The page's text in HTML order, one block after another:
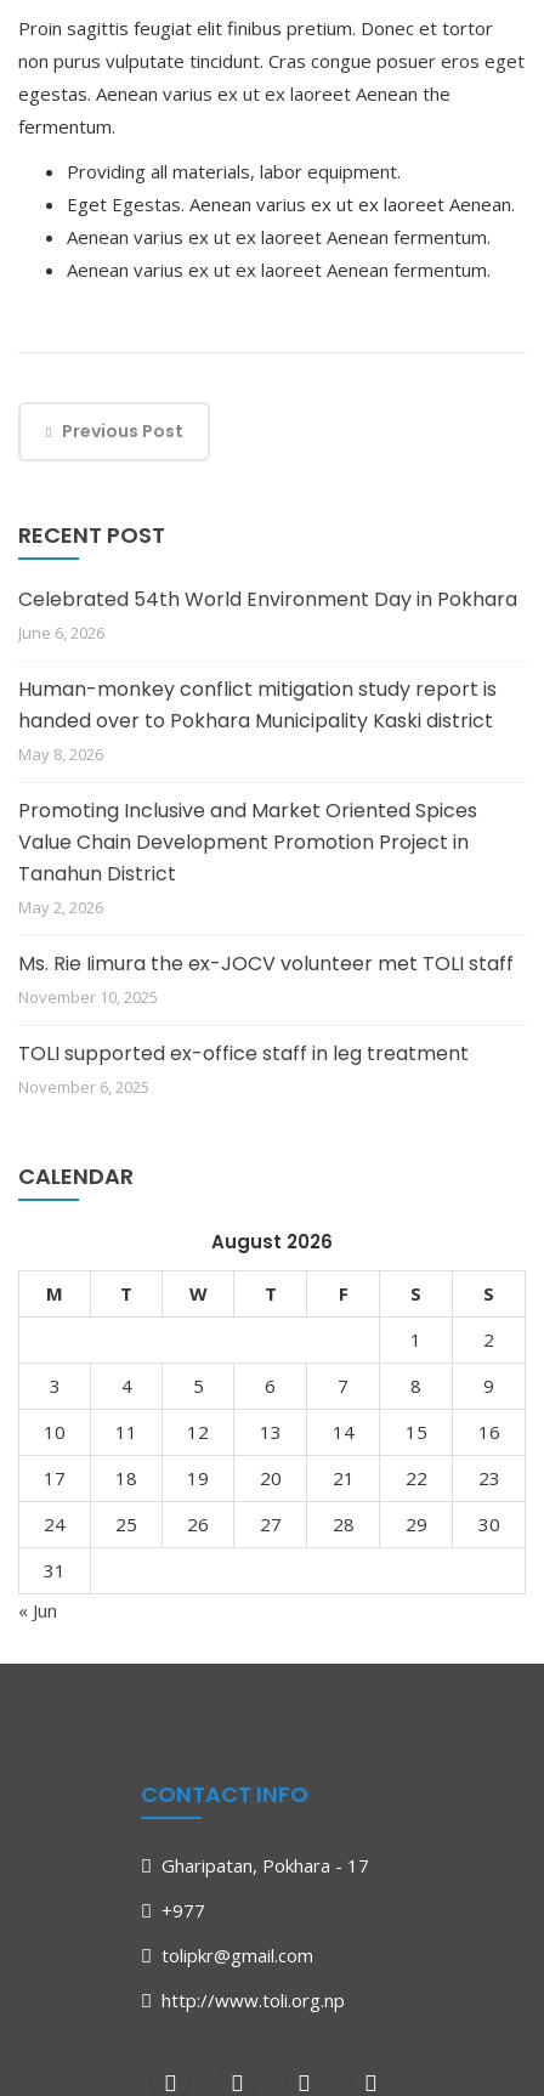
Proin sagittis feugiat elit finibus pretium. Donec et tortor
non purus vulputate tincidunt. Cras congue posuer eros eget
egestas. Aenean varius ex ut ex laoreet Aenean the
fermentum.
Providing all materials, labor equipment.
Eget Egestas. Aenean varius ex ut ex laoreet Aenean.
Aenean varius ex ut ex laoreet Aenean fermentum.
Aenean varius ex ut ex laoreet Aenean fermentum.
Previous Post
RECENT POST
Celebrated 54th World Environment Day in Pokhara
June 6, 2026
Human-monkey conflict mitigation study report is
handed over to Pokhara Municipality Kaski district
May 8, 2026
Promoting Inclusive and Market Oriented Spices
Value Chain Development Promotion Project in
Tanahun District
May 2, 2026
Ms. Rie Iimura the ex-JOCV volunteer met TOLI staff
November 10, 2025
TOLI supported ex-office staff in leg treatment
November 6, 2025
CALENDAR
August 2026
M T W T F S
S
1
2
3
4 5 6 7 8
9
10
11 12 13 14 15
16
17
18 19 20 21 22
23
24
25 26 27 28 29
30
31
« Jun
CONTACT INFO
Gharipatan, Pokhara - 17
+977
tolipkr@gmail.com
http://www.toli.org.np